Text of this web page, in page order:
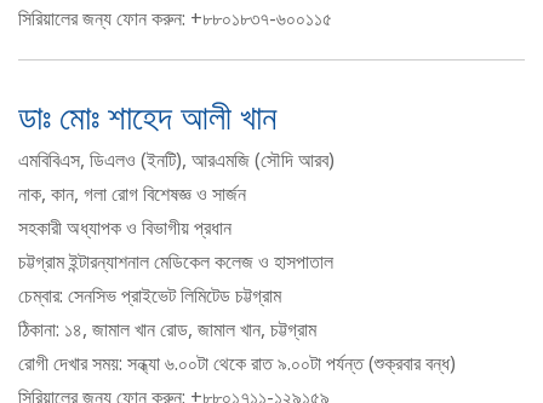
সিরিয়ালের জন্য ফোন করুন: +৮৮০১৮৩৭-৬০০১১৫
ডাঃ মোঃ শাহেদ আলী খান
এমবিবিএস, ডিএলও (ইনটি), আরএমজি (সৌদি আরব)
নাক, কান, গলা রোগ বিশেষজ্ঞ ও সার্জন
সহকারী অধ্যাপক ও বিভাগীয় প্রধান
চট্টগ্রাম ইন্টারন্যাশনাল মেডিকেল কলেজ ও হাসপাতাল
চেম্বার: সেনসিভ প্রাইভেট লিমিটেড চট্টগ্রাম
ঠিকানা: ১৪, জামাল খান রোড, জামাল খান, চট্টগ্রাম
রোগী দেখার সময়: সন্ধ্যা ৬.০০টা থেকে রাত ৯.০০টা পর্যন্ত (শুক্রবার বন্ধ)
সিরিয়ালের জন্য ফোন করুন: +৮৮০১৭১১-১২৯১৫৯